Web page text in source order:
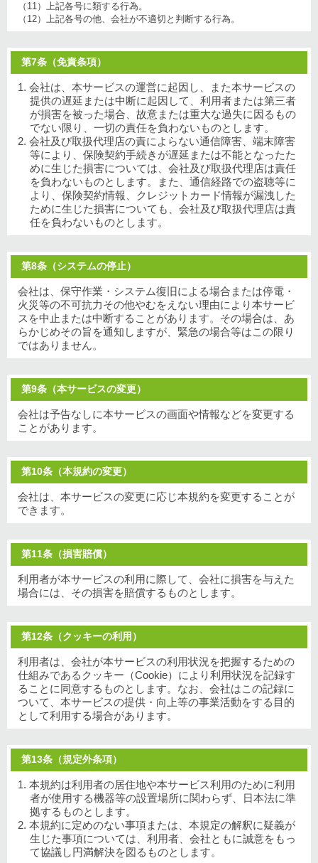
（11） 上記各号に類する行為。
（12） 上記各号の他、会社が不適切と判断する行為。
第7条（免責条項）
1. 会社は、本サービスの運営に起因し、また本サービスの
提供の遅延または中断に起因して、利用者または第三者
が損害を被った場合、故意または重大な過失に因るもの
でない限り、一切の責任を負わないものとします。
2. 会社及び取扱代理店の責によらない通信障害、端末障害
等により、保険契約手続きが遅延または不能となったた
めに生じた損害については、会社及び取扱代理店は責任
を負わないものとします。また、通信経路での盗聴等に
より、保険契約情報、クレジットカード情報が漏洩した
ために生じた損害についても、会社及び取扱代理店は責
任を負わないものとします。
第8条（システムの停止）
会社は、保守作業・システム復旧による場合または停電・
火災等の不可抗力その他やむをえない理由により本サービ
スを中止または中断することがあります。その場合は、あ
らかじめその旨を通知しますが、緊急の場合等はこの限り
ではありません。
第9条（本サービスの変更）
会社は予告なしに本サービスの画面や情報などを変更する
ことがあります。
第10条（本規約の変更）
会社は、本サービスの変更に応じ本規約を変更することが
できます。
第11条（損害賠償）
利用者が本サービスの利用に際して、会社に損害を与えた
場合には、その損害を賠償するものとします。
第12条（クッキーの利用）
利用者は、会社が本サービスの利用状況を把握するための
仕組みであるクッキー（Cookie）により利用状況を記録す
ることに同意するものとします。なお、会社はこの記録に
ついて、本サービスの提供・向上等の事業活動をする目的
として利用する場合があります。
第13条（規定外条項）
1. 本規約は利用者の居住地や本サービス利用のために利用
者が使用する機器等の設置場所に関わらず、日本法に準
拠するものとします。
2. 本規約に定めのない事項または、本規定の解釈に疑義が
生じた事項については、利用者、会社ともに誠意をもっ
て協議し円満解決を図るものとします。